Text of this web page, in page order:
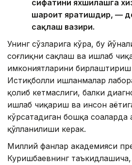
сифатини яхшилашга
шароит яратишдир, —
сақлаш вазири.
Унинг сўзларига кўра, бу
соғлиқни сақлаш ва ишлаб
имкониятларини бирлаштириш
Истиқболли ишланмалар
қолиб кетмаслиги, балки
ишлаб чиқариш ва инсон
кўрсатадиган бошқа соҳаларда
қўлланилиши керак.
Миллий фанлар академияси
Куришбаевнинг таъкидлашича,